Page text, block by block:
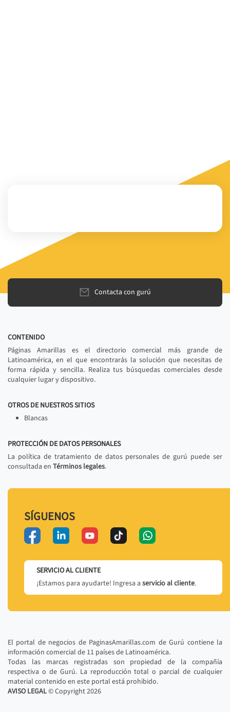
Contacta con gurú
CONTENIDO
Páginas Amarillas es el directorio comercial más grande de
Latinoamérica, en el que encontrarás la solución que necesitas de
forma rápida y sencilla. Realiza tus búsquedas comerciales desde
cualquier lugar y dispositivo.
OTROS DE NUESTROS SITIOS
Blancas
PROTECCIÓN DE DATOS PERSONALES
La política de tratamiento de datos personales de gurú puede ser
consultada en Términos legales.
SÍGUENOS
SERVICIO AL CLIENTE
¡Estamos para ayudarte! Ingresa a servicio al cliente.
El portal de negocios de PaginasAmarillas.com de Gurú contiene la
información comercial de 11 países de Latinoamérica.
Todas las marcas registradas son propiedad de la compañía
respectiva o de Gurú. La reproducción total o parcial de cualquier
material contenido en este portal está prohibido.
AVISO LEGAL© Copyright2026